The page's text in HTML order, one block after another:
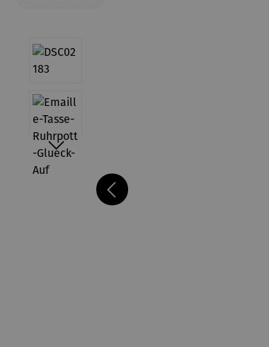
Bildergalerie überspringen